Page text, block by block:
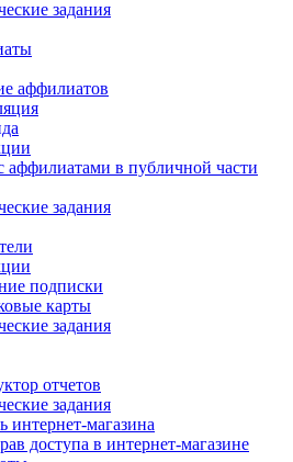
задания
аффилиатов
аффилиатами в публичной части
задания
подписки
карты
задания
отчетов
задания
интернет-магазина
доступа в интернет-магазине